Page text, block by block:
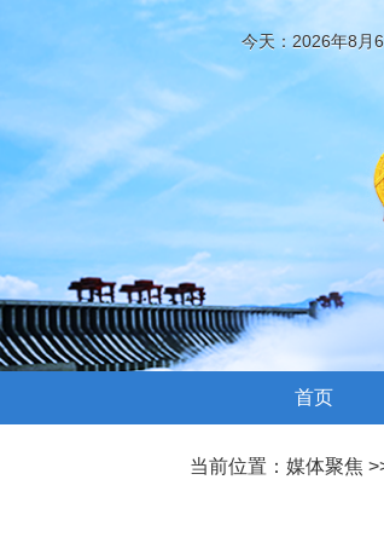
今天：2026年8月
首页
当前位置： 媒体聚焦